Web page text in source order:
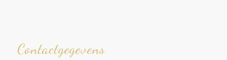
Contactgegevens